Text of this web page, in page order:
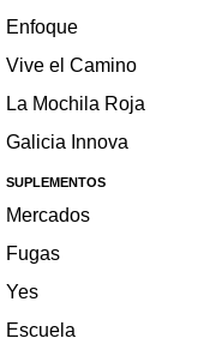
Enfoque
Vive el Camino
La Mochila Roja
Galicia Innova
SUPLEMENTOS
Mercados
Fugas
Yes
Escuela